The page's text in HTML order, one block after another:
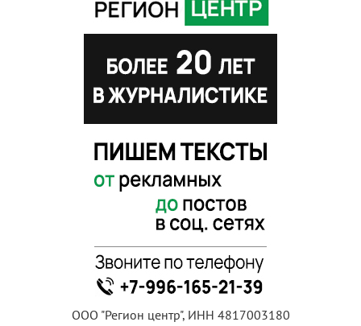
ООО "Регион центр", ИНН 4817003180